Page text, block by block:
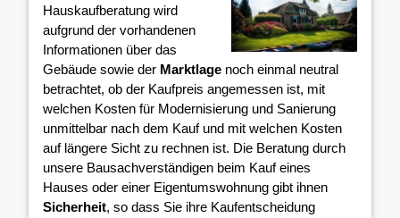
Hauskaufberatung wird
aufgrund der vorhandenen
Informationen über das
Gebäude sowie der Marktlage noch einmal neutral
betrachtet, ob der Kaufpreis angemessen ist, mit
welchen Kosten für Modernisierung und Sanierung
unmittelbar nach dem Kauf und mit welchen Kosten
auf längere Sicht zu rechnen ist. Die Beratung durch
unsere Bausachverständigen beim Kauf eines
Hauses oder einer Eigentumswohnung gibt ihnen
Sicherheit, so dass Sie ihre Kaufentscheidung